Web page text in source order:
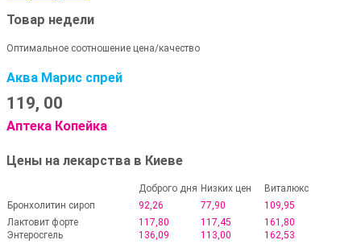
Товар недели
Оптимальное соотношение цена/качество
Аква Марис спрей
119, 00
Аптека Копейка
Цены на лекарства в Киеве
Доброго дня Низких цен
Виталюкс
Бронхолитин сироп
92,26 77,90
109,95
Лактовит форте
117,80 117,45
161,80
Энтеросгель
136,09 113,00 162,53